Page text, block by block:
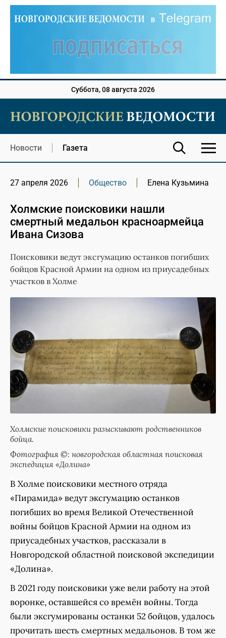
Суббота, 08 августа 2026
Новости Газета
27 апреля 2026 Общество Елена Кузьмина
Холмские поисковики нашли
смертный медальон красноармейца
Ивана Сизова
Поисковики ведут эксгумацию останков погибших
бойцов Красной Армии на одном из приусадебных
участков в Холме
Холмские поисковики разыскивают родственников
бойца.
Фотография ©: новгородская областная поисковая
экспедиция «Долина»
В Холме поисковики местного отряда
«Пирамида» ведут эксгумацию останков
погибших во время Великой Отечественной
войны бойцов Красной Армии на одном из
приусадебных участков, рассказали в
Новгородской областной поисковой экспедиции
«Долина».
В 2021 году поисковики уже вели работу на этой
воронке, оставшейся со времён войны. Тогда
были эксгумированы останки 52 бойцов, удалось
прочитать шесть смертных медальонов. В том же